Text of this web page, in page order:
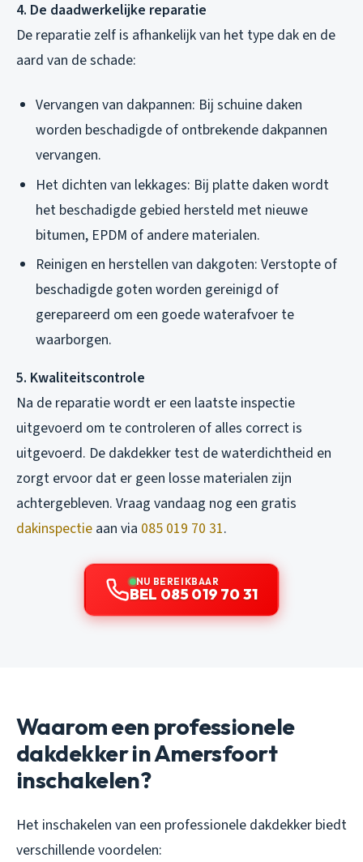
4. De daadwerkelijke reparatie
De reparatie zelf is afhankelijk van het type dak en de
aard van de schade:
Vervangen van dakpannen: Bij schuine daken
worden beschadigde of ontbrekende dakpannen
vervangen.
Het dichten van lekkages: Bij platte daken wordt
het beschadigde gebied hersteld met nieuwe
bitumen, EPDM of andere materialen.
Reinigen en herstellen van dakgoten: Verstopte of
beschadigde goten worden gereinigd of
gerepareerd om een goede waterafvoer te
waarborgen.
5. Kwaliteitscontrole
Na de reparatie wordt er een laatste inspectie
uitgevoerd om te controleren of alles correct is
uitgevoerd. De dakdekker test de waterdichtheid en
zorgt ervoor dat er geen losse materialen zijn
achtergebleven. Vraag vandaag nog een gratis
dakinspectie aan via 085 019 70 31.
NU BEREIKBAAR
BEL 085 019 70 31
Waarom een professionele
dakdekker in Amersfoort
inschakelen?
Het inschakelen van een professionele dakdekker biedt
verschillende voordelen: